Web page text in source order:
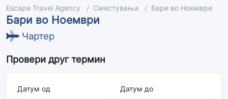
Escape Travel Agency Сместувања Бари во Ноември
Бари во Ноември
Чартер
Провери друг термин
Датум од Датум до